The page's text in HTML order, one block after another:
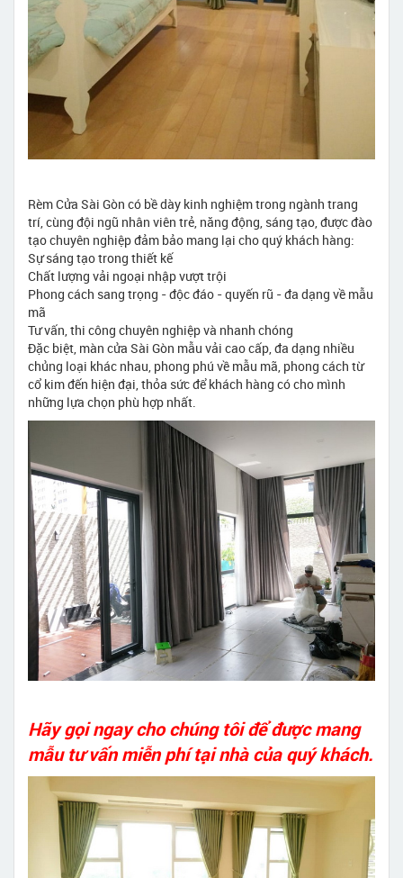
Rèm Cửa Sài Gòn có bề dày kinh nghiệm trong ngành trang
trí, cùng đội ngũ nhân viên trẻ, năng động, sáng tạo, được đào
tạo chuyên nghiệp đảm bảo mang lại cho quý khách hàng:
Sự sáng tạo trong thiết kế
Chất lượng vải ngoại nhập vượt trội
Phong cách sang trọng - độc đáo - quyến rũ - đa dạng về mẫu
mã
Tư vấn, thi công chuyên nghiệp và nhanh chóng
Đặc biệt, màn cửa Sài Gòn mẫu vải cao cấp, đa dạng nhiều
chủng loại khác nhau, phong phú về mẫu mã, phong cách từ
cổ kim đến hiện đại, thỏa sức để khách hàng có cho mình
những lựa chọn phù hợp nhất.
Hãy gọi ngay cho chúng tôi để được mang
mẫu tư vấn miễn phí tại nhà của quý khách.